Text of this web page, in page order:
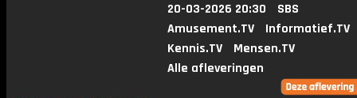
20-03-2026 20:30
SBS
Amusement.TV
Informatief.TV
Kennis.TV
Mensen.TV
Alle afleveringen